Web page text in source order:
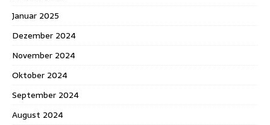
Januar 2025
Dezember 2024
November 2024
Oktober 2024
September 2024
August 2024